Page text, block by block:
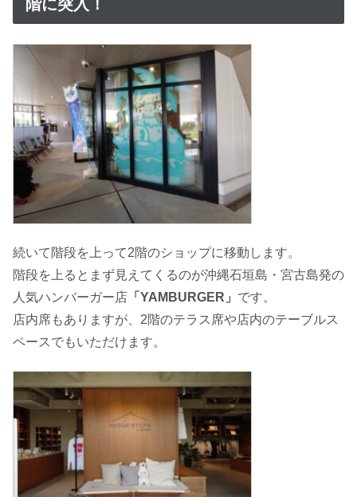
階に突入！
続いて階段を上って2階のショップに移動します。
階段を上るとまず見えてくるのが沖縄石垣島・宮古島発の
人気ハンバーガー店 「YAMBURGER」 です。
店内席もありますが、2階のテラス席や店内のテーブルス
ペースでもいただけます。